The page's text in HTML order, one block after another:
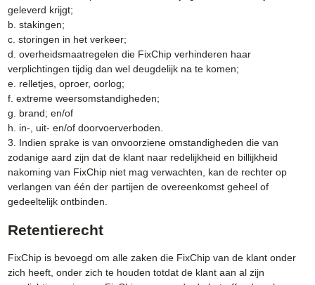
geleverd krijgt;
b. stakingen;
c. storingen in het verkeer;
d. overheidsmaatregelen die FixChip verhinderen haar
verplichtingen tijdig dan wel deugdelijk na te komen;
e. relletjes, oproer, oorlog;
f. extreme weersomstandigheden;
g. brand; en/of
h. in-, uit- en/of doorvoerverboden.
3. Indien sprake is van onvoorziene omstandigheden die van
zodanige aard zijn dat de klant naar redelijkheid en billijkheid
nakoming van FixChip niet mag verwachten, kan de rechter op
verlangen van één der partijen de overeenkomst geheel of
gedeeltelijk ontbinden.
Retentierecht
FixChip is bevoegd om alle zaken die FixChip van de klant onder
zich heeft, onder zich te houden totdat de klant aan al zijn